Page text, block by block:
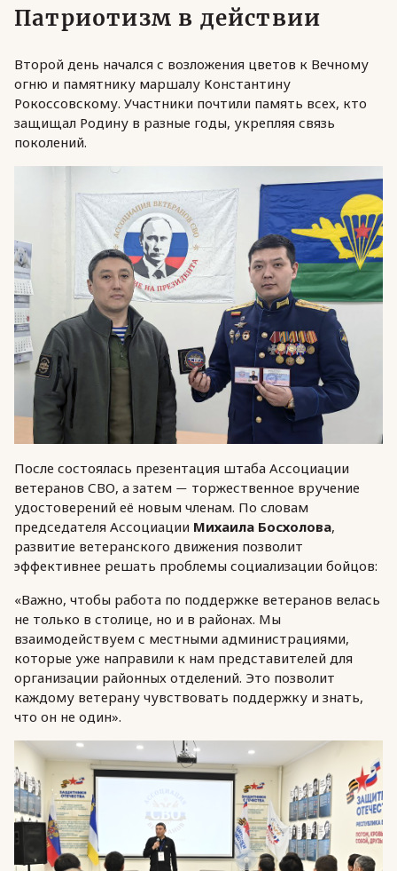
Патриотизм в действии
Второй день начался с возложения цветов к Вечному
огню и памятнику маршалу Константину
Рокоссовскому. Участники почтили память всех, кто
защищал Родину в разные годы, укрепляя связь
поколений.
После состоялась презентация штаба Ассоциации
ветеранов СВО, а затем — торжественное вручение
удостоверений её новым членам. По словам
председателя Ассоциации Михаила Босхолова,
развитие ветеранского движения позволит
эффективнее решать проблемы социализации бойцов:
«Важно, чтобы работа по поддержке ветеранов велась
не только в столице, но и в районах. Мы
взаимодействуем с местными администрациями,
которые уже направили к нам представителей для
организации районных отделений. Это позволит
каждому ветерану чувствовать поддержку и знать,
что он не один».